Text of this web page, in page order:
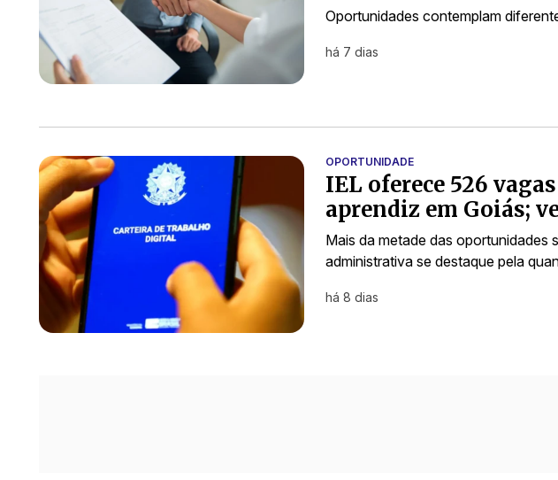
Oportunidades contemplam
há 7 dias
OPORTUNIDADE
IEL oferece 526
aprendiz em Goiás;
Mais da metade das oportunidades
administrativa se destaque pela
há 8 dias